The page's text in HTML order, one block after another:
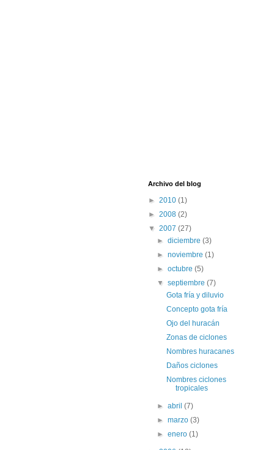
Archivo del blog
► 2010 (1)
► 2008 (2)
▼ 2007 (27)
►diciembre(3)
►noviembre(1)
►octubre(5)
▼septiembre(7)
Gota fría y diluvio
Concepto gota fría
Ojo del huracán
Zonas de ciclones
Nombres huracanes
Daños ciclones
Nombres ciclones
tropicales
►abril(7)
►marzo(3)
►enero(1)